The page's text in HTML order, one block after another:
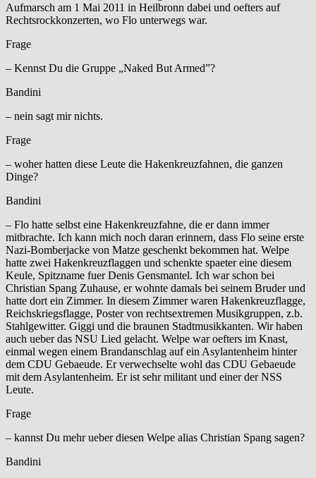
Aufmarsch am 1 Mai 2011 in Heilbronn dabei und oefters auf
Rechtsrockkonzerten, wo Flo unterwegs war.
Frage
– Kennst Du die Gruppe „Naked But Armed”?
Bandini
– nein sagt mir nichts.
Frage
– woher hatten diese Leute die Hakenkreuzfahnen, die ganzen
Dinge?
Bandini
– Flo hatte selbst eine Hakenkreuzfahne, die er dann immer
mitbrachte. Ich kann mich noch daran erinnern, dass Flo seine erste
Nazi-Bomberjacke von Matze geschenkt bekommen hat. Welpe
hatte zwei Hakenkreuzflaggen und schenkte spaeter eine diesem
Keule, Spitzname fuer Denis Gensmantel. Ich war schon bei
Christian Spang Zuhause, er wohnte damals bei seinem Bruder und
hatte dort ein Zimmer. In diesem Zimmer waren Hakenkreuzflagge,
Reichskriegsflagge, Poster von rechtsextremen Musikgruppen, z.b.
Stahlgewitter. Giggi und die braunen Stadtmusikkanten. Wir haben
auch ueber das NSU Lied gelacht. Welpe war oefters im Knast,
einmal wegen einem Brandanschlag auf ein Asylantenheim hinter
dem CDU Gebaeude. Er verwechselte wohl das CDU Gebaeude
mit dem Asylantenheim. Er ist sehr militant und einer der NSS
Leute.
Frage
– kannst Du mehr ueber diesen Welpe alias Christian Spang sagen?
Bandini